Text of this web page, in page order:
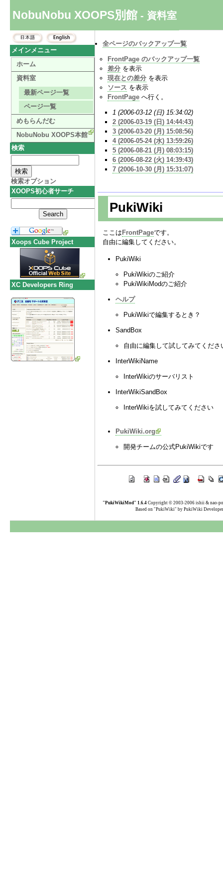
NobuNobu XOOPS別館 - 資料室
全ページのバックアップ一覧
FrontPage のバックアップ一覧
差分 を表示
現在との差分 を表示
ソース を表示
FrontPage へ行く。
1 (2006-03-12 (日) 15:34:02)
2 (2006-03-19 (日) 14:44:43)
3 (2006-03-20 (月) 15:08:56)
4 (2006-05-24 (水) 13:59:26)
5 (2006-08-21 (月) 08:03:15)
6 (2006-08-22 (火) 14:39:43)
7 (2006-10-30 (月) 15:31:07)
PukiWiki
ここは FrontPageです。
自由に編集してください。
PukiWiki
PukiWikiのご紹介
PukiWikiModのご紹介
ヘルプ
PukiWikiで編集するとき？
SandBox
自由に編集して試してみてくださ
InterWikiName
InterWikiのサーバリスト
InterWikiSandBox
InterWikiを試してみてください
PukiWiki.org
開発チームの公式PukiWikiです
"PukiWikiMod" 1.6.4 Copyright © 2003-2006 ishii & nao-
Based on "PukiWiki" by PukiWiki
メインメニュー
ホーム
資料室
最新ページ一覧
ページ一覧
めもらんだむ
NobuNobu XOOPS本館
検索
検索オプション
XOOPS初心者サーチ
Xoops Cube Project
XC Developers Ring